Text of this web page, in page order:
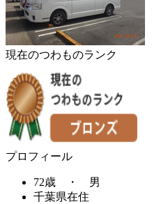
現在のつわものランク
プロフィール
72歳 ・ 男
千葉県在住